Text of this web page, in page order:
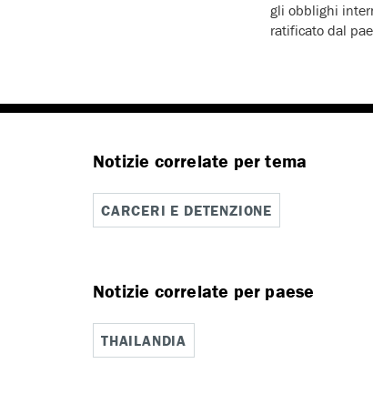
gli obblighi
ratificato dal
Notizie correlate per tema
CARCERI E DETENZIONE
Notizie correlate per paese
THAILANDIA